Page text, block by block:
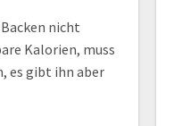
nicht
Kalorien, muss
es gibt ihn aber